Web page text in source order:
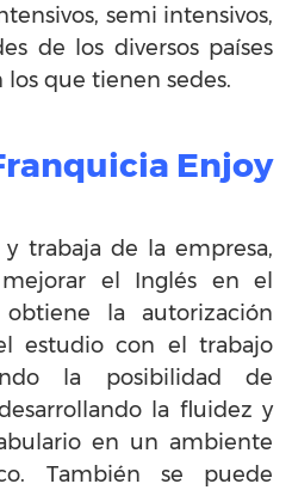
semi intensivos,
de los diversos países
que tienen sedes.
Enjoy
trabaja de la empresa,
el Inglés en el
la autorización
estudio con el trabajo
la posibilidad de
la fluidez y
en un ambiente
También se puede